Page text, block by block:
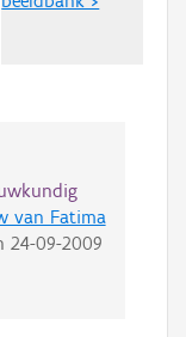
van Fatima
24-09-2009